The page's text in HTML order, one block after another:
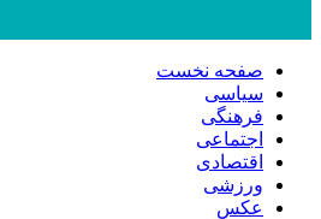
صفحه نخست
سیاسی
فرهنگی
اجتماعی
اقتصادی
ورزشی
عکس